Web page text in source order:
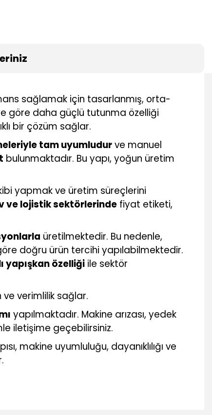
sağlamak için tasarlanmış, orta-
göre daha güçlü tutunma özelliği
bir çözüm sağlar.
tam uyumludurve manuel
bulunmaktadır. Bu yapı, yoğun üretim
yapmak ve üretim süreçlerini
ve lojistik sektörlerinde fiyat etiketi,
üretilmektedir. Bu nedenle,
doğru ürün tercihi yapılabilmektedir.
yapışkan özelliği ile sektör
verimlilik sağlar.
yapılmaktadır. Makine arızası, yedek
iletişime geçebilirsiniz.
makine uyumluluğu, dayanıklılığı ve